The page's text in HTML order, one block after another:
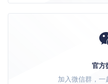
官方
加入微信群，一